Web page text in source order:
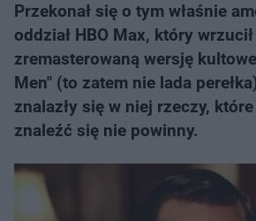
Przekonał się o tym właśnie
oddział HBO Max, który
zremasterowaną wersję
Men" (to zatem nie lada
znalazły się w niej rzeczy,
znaleźć się nie powinny.